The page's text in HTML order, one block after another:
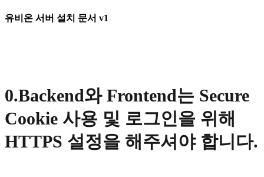
유비온 서버 설치 문서 v1
0.Backend와 Frontend는 Secure
Cookie 사용 및 로그인을 위해
HTTPS 설정을 해주셔야 합니다.